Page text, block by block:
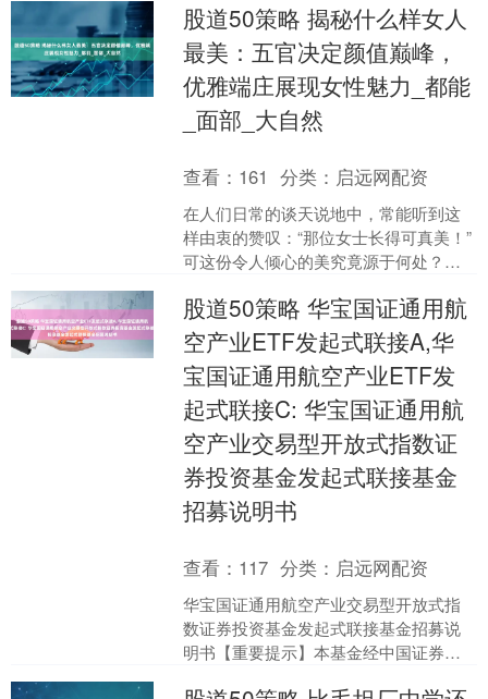
回应倍感寒心，这....
股道50策略 揭秘什么样女人
最美：五官决定颜值巅峰，
优雅端庄展现女性魅力_都能
_面部_大自然
查看： 161 分类： 启远网配资
在人们日常的谈天说地中，常能听到这
样由衷的赞叹：“那位女士长得可真美！”
可这份令人倾心的美究竟源于何处？我
度呢？ 毋庸置疑，....
股道50策略 华宝国证通用航
空产业ETF发起式联接A,华
宝国证通用航空产业ETF发
起式联接C: 华宝国证通用航
空产业交易型开放式指数证
券投资基金发起式联接基金
招募说明书
查看： 117 分类： 启远网配资
华宝国证通用航空产业交易型开放式指
数证券投资基金发起式联接基金招募说
明书【重要提示】本基金经中国证券监